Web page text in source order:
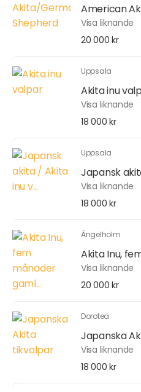
American
Visa liknande
20 000 kr
Uppsala
Akita inu
Visa liknande
18 000 kr
Uppsala
Japansk
Visa liknande
18 000 kr
Ängelholm
Akita Inu,
Visa liknande
20 000 kr
Dorotea
Japanska
Visa liknande
18 000 kr